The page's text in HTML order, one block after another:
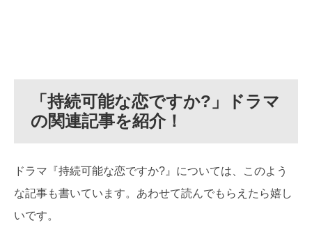
「 持続可能な恋ですか? 」ドラマ
の関連記事を紹介！
ドラマ『持続可能な恋ですか?』については、このよう
な記事も書いています。あわせて読んでもらえたら嬉し
いです。